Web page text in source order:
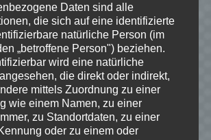
mich über neue
via E-Mail.
EmKa
Daten sind alle
die sich auf eine identifizierte
natürliche Person (im
„betroffene Person") beziehen.
wird eine natürliche
die direkt oder indirekt,
mittels Zuordnung zu einer
wie einem Namen, zu einer
zu Standortdaten, zu einer
oder zu einem oder